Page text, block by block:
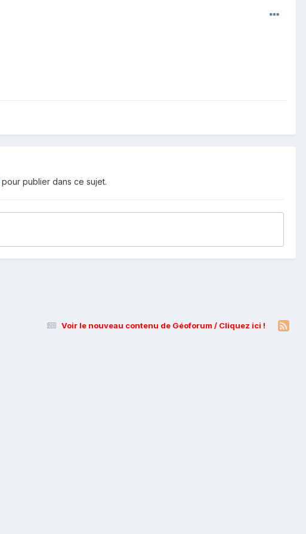
pour publier dans ce sujet.
Voir le nouveau contenu de Géoforum / Cliquez ici !